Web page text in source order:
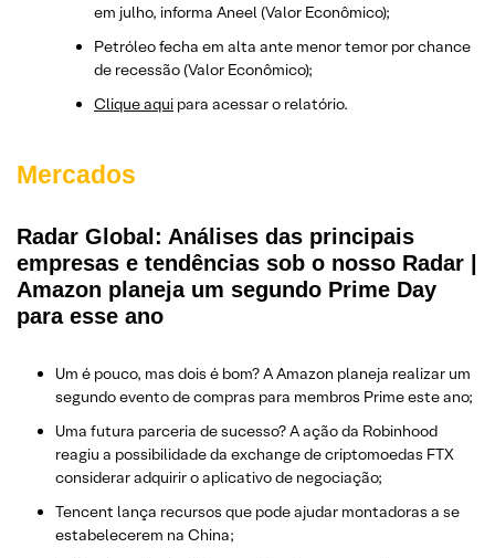
em julho, informa Aneel (Valor Econômico);
Petróleo fecha em alta ante menor temor por chance
de recessão (Valor Econômico);
Clique aqui para acessar o relatório.
Mercados
Radar Global: Análises das principais
empresas e tendências sob o nosso Radar |
Amazon planeja um segundo Prime Day
para esse ano
Um é pouco, mas dois é bom? A Amazon planeja realizar um
segundo evento de compras para membros Prime este ano;
Uma futura parceria de sucesso? A ação da Robinhood
reagiu a possibilidade da exchange de criptomoedas FTX
considerar adquirir o aplicativo de negociação;
Tencent lança recursos que pode ajudar montadoras a se
estabelecerem na China;